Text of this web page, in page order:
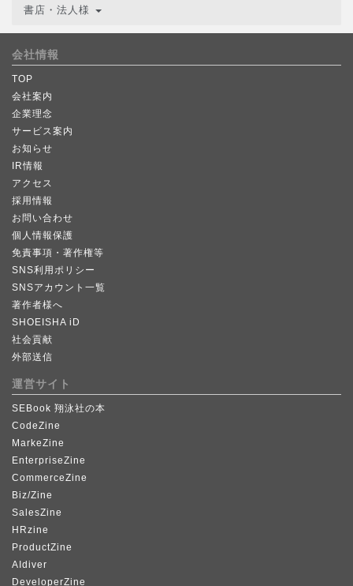
書店・法人様
会社情報
TOP
会社案内
企業理念
サービス案内
お知らせ
IR情報
アクセス
採用情報
お問い合わせ
個人情報保護
免責事項・著作権等
SNS利用ポリシー
SNSアカウント一覧
著作者様へ
SHOEISHA iD
社会貢献
外部送信
運営サイト
SEBook 翔泳社の本
CodeZine
MarkeZine
EnterpriseZine
CommerceZine
Biz/Zine
SalesZine
HRzine
ProductZine
AIdiver
DeveloperZine